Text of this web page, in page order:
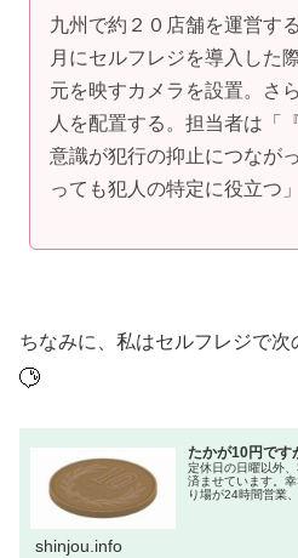
九州で約２０店舗を運営す
月にセルフレジを導入した
元を映すカメラを設置。さ
人を配置する。担当者は「
意識が犯行の抑止につなが
っても犯人の特定に役立つ
ちなみに、私はセルフレジで
たかが10円です
定休日の日曜以外
済ませています。
り場が24時間営業
shinjou.info